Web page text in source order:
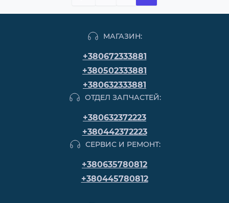
МАГАЗИН:
+380672333881
+380502333881
+380632333881
ОТДЕЛ ЗАПЧАСТЕЙ:
+380632372223
+380442372223
СЕРВИС И РЕМОНТ:
+380635780812
+380445780812